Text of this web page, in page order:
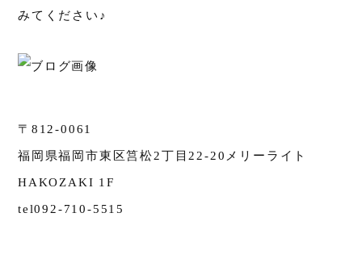
みてください♪
〒812-0061
福岡県福岡市東区筥松2丁目22-20メリーライト
HAKOZAKI 1F
tel092-710-5515